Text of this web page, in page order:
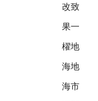
改致
果一
櫂地
海地
海市